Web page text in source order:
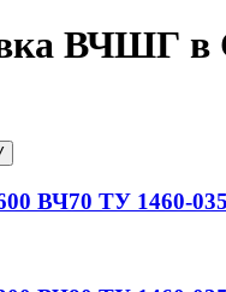
ВЧШГ в
ВЧ70 ТУ 1460-